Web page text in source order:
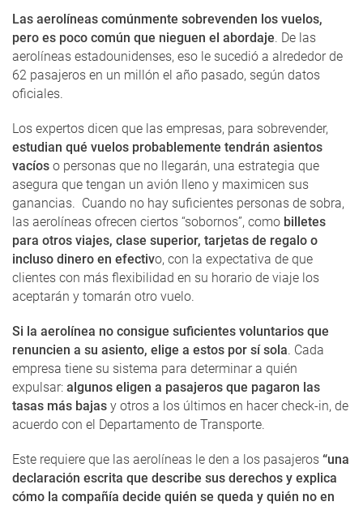
Las aerolíneas comúnmente sobrevenden los vuelos,
pero es poco común que nieguen el abordaje. De las
aerolíneas estadounidenses, eso le sucedió a alrededor de
62 pasajeros en un millón el año pasado, según datos
oficiales.
Los expertos dicen que las empresas, para sobrevender,
estudian qué vuelos probablemente tendrán asientos
vacíos o personas que no llegarán, una estrategia que
asegura que tengan un avión lleno y maximicen sus
ganancias. Cuando no hay suficientes personas de sobra,
las aerolíneas ofrecen ciertos “sobornos”, como billetes
para otros viajes, clase superior, tarjetas de regalo o
incluso dinero en efectivo, con la expectativa de que
clientes con más flexibilidad en su horario de viaje los
aceptarán y tomarán otro vuelo.
Si la aerolínea no consigue suficientes voluntarios que
renuncien a su asiento, elige a estos por sí sola. Cada
empresa tiene su sistema para determinar a quién
expulsar: algunos eligen a pasajeros que pagaron las
tasas más bajas y otros a los últimos en hacer check-in, de
acuerdo con el Departamento de Transporte.
Este requiere que las aerolíneas le den a los pasajeros “una
declaración escrita que describe sus derechos y explica
cómo la compañía decide quién se queda y quién no en